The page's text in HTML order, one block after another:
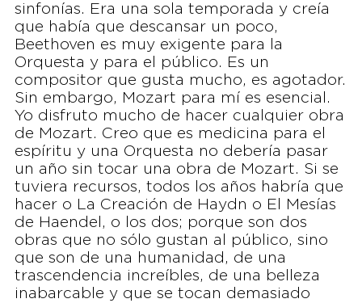
sinfonías. Era una sola temporada y creía
que había que descansar un poco,
Beethoven es muy exigente para la
Orquesta y para el público. Es un
compositor que gusta mucho, es agotador.
Sin embargo, Mozart para mí es esencial.
Yo disfruto mucho de hacer cualquier obra
de Mozart. Creo que es medicina para el
espíritu y una Orquesta no debería pasar
un año sin tocar una obra de Mozart. Si se
tuviera recursos, todos los años habría que
hacer o La Creación de Haydn o El Mesías
de Haendel, o los dos; porque son dos
obras que no sólo gustan al público, sino
que son de una humanidad, de una
trascendencia increíbles, de una belleza
inabarcable y que se tocan demasiado